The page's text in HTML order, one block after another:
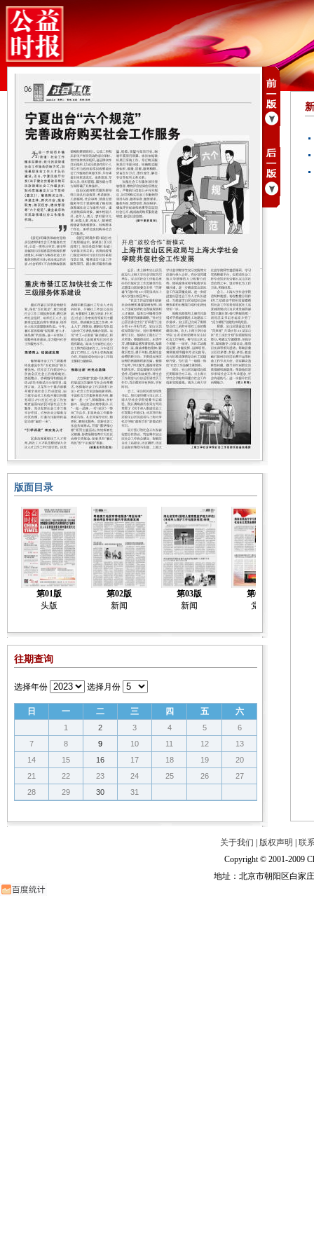
版面目录
第01版
头版
第02版
新闻
第03版
新闻
第04版
党建
往期查询
选择年份 选择月份
日 一 二 三 四 五 六
1 2 3 4 5
6
7
8 9 10 11 12
13
14
15 16 17 18 19
20
21
22 23 24 25 26
27
28
29 30 31
关于我们 版权声明
联
Copyright © 2001-2009
地址：北京市朝阳区白家